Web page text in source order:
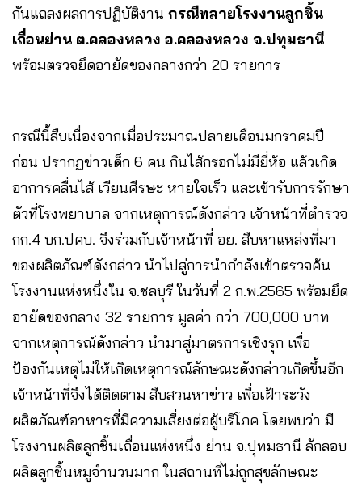
กันแถลงผลการปฏิบัติงาน กรณีทลายโรงงานลูกชิ้น
เถื่อนย่าน ต.คลองหลวง อ.คลองหลวง จ.ปทุมธานี
พร้อมตรวจยึดอายัดของกลางกว่า 20 รายการ
กรณีนี้สืบเนื่องจากเมื่อประมาณปลายเดือนมกราคมปี
ก่อน ปรากฏข่าวเด็ก 6 คน กินไส้กรอกไม่มียี่ห้อ แล้วเกิด
อาการคลื่นไส้ เวียนศีรษะ หายใจเร็ว และเข้ารับการรักษา
ตัวที่โรงพยาบาล จากเหตุการณ์ดังกล่าว เจ้าหน้าที่ตำรวจ
กก.4 บก.ปคบ. จึงร่วมกับเจ้าหน้าที่ อย. สืบหาแหล่งที่มา
ของผลิตภัณฑ์ดังกล่าว นำไปสู่การนำกำลังเข้าตรวจค้น
โรงงานแห่งหนึ่งใน จ.ชลบุรี ในวันที่ 2 ก.พ.2565 พร้อมยึด
อายัดของกลาง 32 รายการ มูลค่า กว่า 700,000 บาท
จากเหตุการณ์ดังกล่าว นำมาสู่มาตรการเชิงรุก เพื่อ
ป้องกันเหตุไม่ให้เกิดเหตุการณ์ลักษณะดังกล่าวเกิดขึ้นอีก
เจ้าหน้าที่จึงได้ติดตาม สืบสวนหาข่าว เพื่อเฝ้าระวัง
ผลิตภัณฑ์อาหารที่มีความเสี่ยงต่อผู้บริโภค โดยพบว่า มี
โรงงานผลิตลูกชิ้นเถื่อนแห่งหนึ่ง ย่าน จ.ปุทมธานี ลักลอบ
ผลิตลูกชิ้นหมูจำนวนมาก ในสถานที่ไม่ถูกสุขลักษณะ